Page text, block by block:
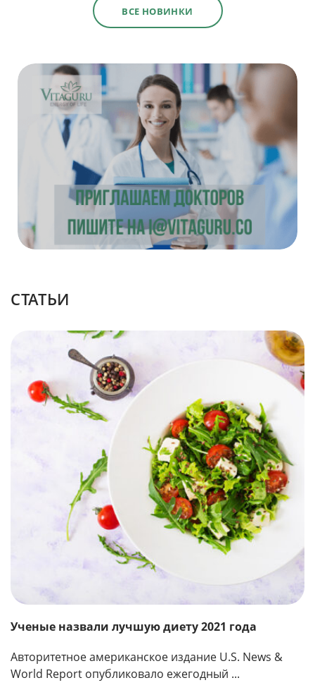
ВСЕ НОВИНКИ
CТАТЬИ
Ученые назвали лучшую диету 2021 года
Авторитетное американское издание U.S. News &
World Report опубликовало ежегодный ...